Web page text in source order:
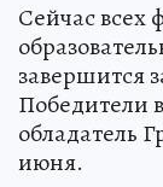
Сейчас всех
завершится
Победители
обладатель
июня.